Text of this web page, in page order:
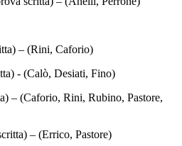
– (Rini, Caforio)
- (Calò, Desiati, Fino)
– (Caforio, Rini, Rubino, Pastore,
– (Errico, Pastore)